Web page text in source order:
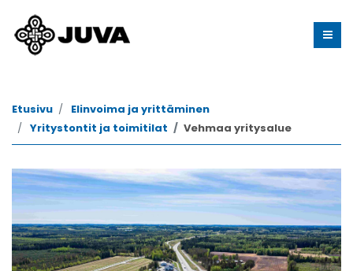
Etusivu
Elinvoima ja yrittäminen
Yritystontit ja toimitilat
Vehmaa yritysalue